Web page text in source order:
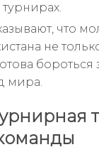
что
не
бороться
мира.